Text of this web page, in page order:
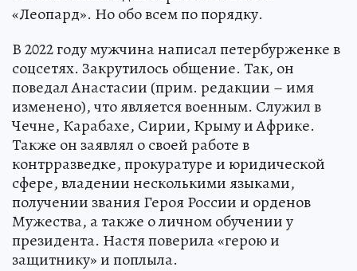
«Леопард». Но обо всем по порядку.
В 2022 году мужчина написал петербурженке в
соцсетях. Закрутилось общение. Так, он
поведал Анастасии (прим. редакции – имя
изменено), что является военным. Служил в
Чечне, Карабахе, Сирии, Крыму и Африке.
Также он заявлял о своей работе в
контрразведке, прокуратуре и юридической
сфере, владении несколькими языками,
получении звания Героя России и орденов
Мужества, а также о личном обучении у
президента. Настя поверила «герою и
защитнику» и поплыла.